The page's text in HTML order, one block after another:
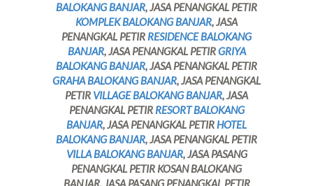
BALOKANG BANJAR, JASA PENANGKAL PETIR
KOMPLEK BALOKANG BANJAR, JASA
PENANGKAL PETIR RESIDENCE BALOKANG
BANJAR, JASA PENANGKAL PETIRGRIYA
BALOKANG BANJAR, JASA PENANGKAL PETIR
GRAHA BALOKANG BANJAR, JASA PENANGKAL
PETIR VILLAGE BALOKANG BANJAR, JASA
PENANGKAL PETIR RESORT BALOKANG
BANJAR, JASA PENANGKAL PETIRHOTEL
BALOKANG BANJAR, JASA PENANGKAL PETIR
VILLA BALOKANG BANJAR, JASA PASANG
PENANGKAL PETIR KOSAN BALOKANG
BANJAR, JASA PASANG PENANGKAL PETIR